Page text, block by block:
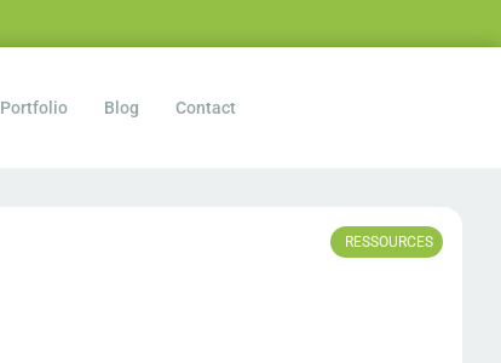
Portfolio Blog Contact
RESSOURCES